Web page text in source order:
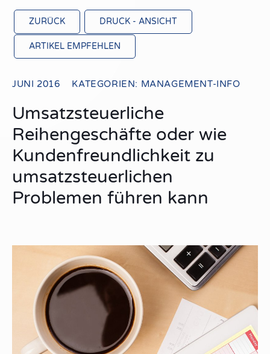
ZURÜCK DRUCK - ANSICHT
ARTIKEL EMPFEHLEN
JUNI 2016 KATEGORIEN: MANAGEMENT-INFO
Umsatzsteuerliche
Reihengeschäfte oder wie
Kundenfreundlichkeit zu
umsatzsteuerlichen
Problemen führen kann